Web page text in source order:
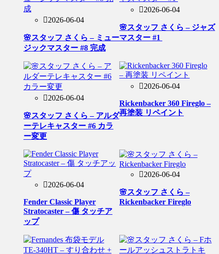
2026-06-04
🌸スタッフ さくら – ミュー
ジックマスター #8 完成
2026-06-04
🌸スタッフ さくら – ジャズ
マスター #1
2026-06-04
🌸スタッフ さくら – アルダ
ーテレキャスター #6 カラ
ー変更
2026-06-04
Rickenbacker 360 Fireglo –
再塗装 リペイント
2026-06-04
Fender Classic Player
Stratocaster – 傷 タッチア
ップ
2026-06-04
🌸スタッフ さくら –
Rickenbacker Fireglo